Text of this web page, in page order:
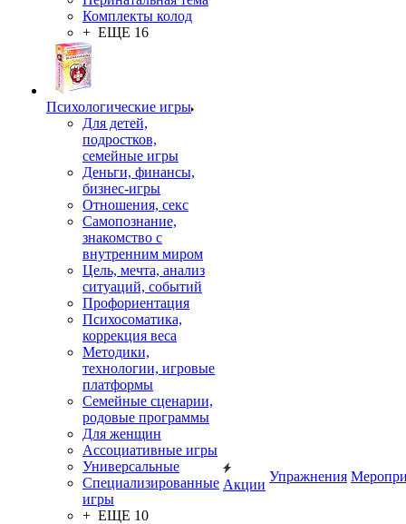
Комплекты колод
+ ЕЩЕ 16
Психологические игры
Для детей,
подростков,
семейные игры
Деньги, финансы,
бизнес-игры
Отношения, секс
Самопознание,
знакомство с
внутренним миром
Цель, мечта, анализ
ситуаций, событий
Профориентация
Психосоматика,
коррекция веса
Методики,
технологии, игровые
платформы
Семейные сценарии,
родовые программы
Для женщин
Ассоциативные игры
Универсальные
Специализированные
игры
+ ЕЩЕ 10
Акции
Упражнения